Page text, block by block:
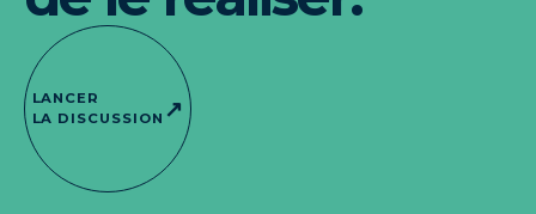
LANCER
LA DISCUSSION ↗